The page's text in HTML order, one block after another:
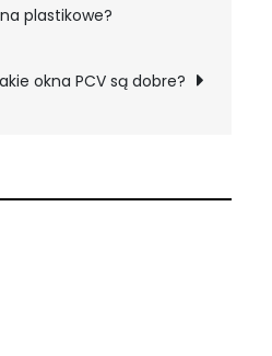
plastikowe?
okna PCV są dobre?